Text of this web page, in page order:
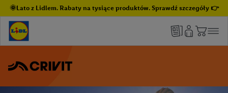
🌞Lato z Lidlem. Rabaty na tysiące produktów. Sprawdź szczegóły 👉